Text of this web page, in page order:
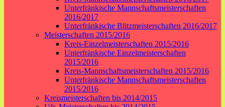
Unterfränkische Mannschaftsmeisterschaften
2016/2017
Unterfränkische Blitzmeisterschaften 2016/2017
Meisterschaften 2015/2016
Kreis-Einzelmeisterschaften 2015/2016
Unterfränkische Einzelmeisterschaften
2015/2016
Kreis-Mannschaftsmeisterschaften 2015/2016
Unterfränkische Mannschaftsmeisterschaften
2015/2016
Kreismeisterschaften bis 2014/2015